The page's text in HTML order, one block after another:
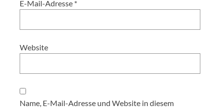
E-Mail-Adresse *
Website
Name, E-Mail-Adresse und Website in diesem